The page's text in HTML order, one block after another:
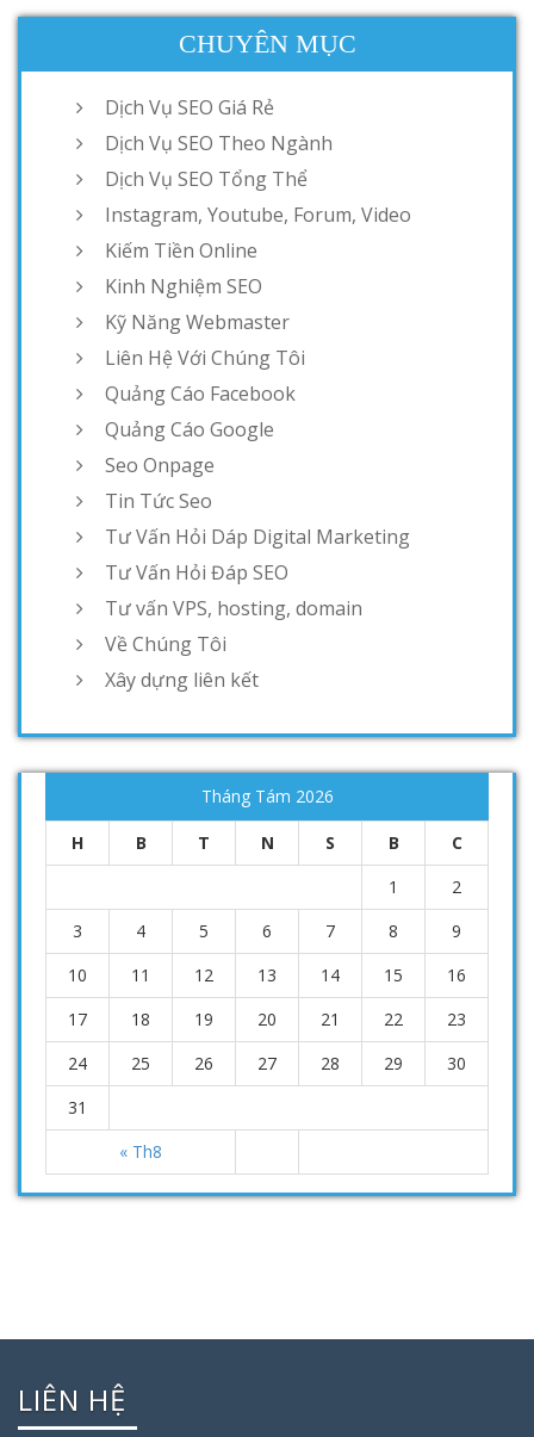
CHUYÊN MỤC
Dịch Vụ SEO Giá Rẻ
Dịch Vụ SEO Theo Ngành
Dịch Vụ SEO Tổng Thể
Instagram, Youtube, Forum, Video
Kiếm Tiền Online
Kinh Nghiệm SEO
Kỹ Năng Webmaster
Liên Hệ Với Chúng Tôi
Quảng Cáo Facebook
Quảng Cáo Google
Seo Onpage
Tin Tức Seo
Tư Vấn Hỏi Dáp Digital Marketing
Tư Vấn Hỏi Đáp SEO
Tư vấn VPS, hosting, domain
Về Chúng Tôi
Xây dựng liên kết
Tháng Tám 2026
H B T N S B C
« Th8
1
2
3
4 5 6 7 8
9
10
11 12 13 14 15
16
17
18 19 20 21 22
23
24
25 26 27 28 29
30
31
LIÊN HỆ